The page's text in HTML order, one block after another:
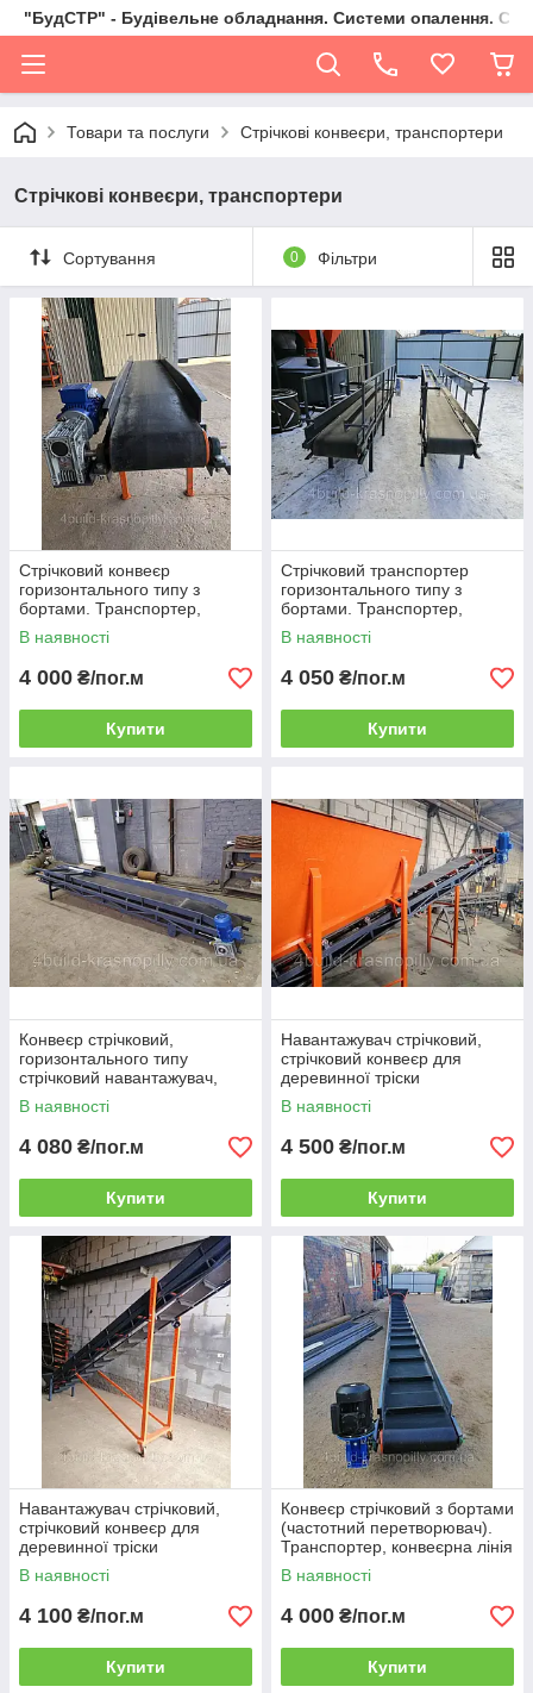
"БудСТР" - Будівельне обладнання. Системи опалення.
Товари та послуги Стрічкові конвеєри, транспортери
Стрічкові конвеєри, транспортери
Сортування 0 Фільтри
Стрічковий конвеєр
горизонтального типу з
бортами. Транспортер,
конвеєрна лінія ЛТ-2м-400мм
В наявності
4 000 ₴/пог.м
Купити
Стрічковий транспортер
горизонтального типу з
бортами. Транспортер,
конвеєрна лінія ЛТ-3м-400мм
В наявності
4 050 ₴/пог.м
Купити
Конвеєр стрічковий,
горизонтального типу
стрічковий навантажувач,
конвеєрна лінія ЛТ-4м-400мм
В наявності
4 080 ₴/пог.м
Купити
Навантажувач стрічковий,
стрічковий конвеєр для
деревинної тріски
ЛТ-5м-400мм (Б)
В наявності
4 500 ₴/пог.м
Купити
Навантажувач стрічковий,
стрічковий конвеєр для
деревинної тріски
ЛТ-5м-400мм
В наявності
4 100 ₴/пог.м
Купити
Конвеєр стрічковий з бортами
(частотний перетворювач).
Транспортер, конвеєрна лінія
ЛТ-6м-400мм
В наявності
4 000 ₴/пог.м
Купити